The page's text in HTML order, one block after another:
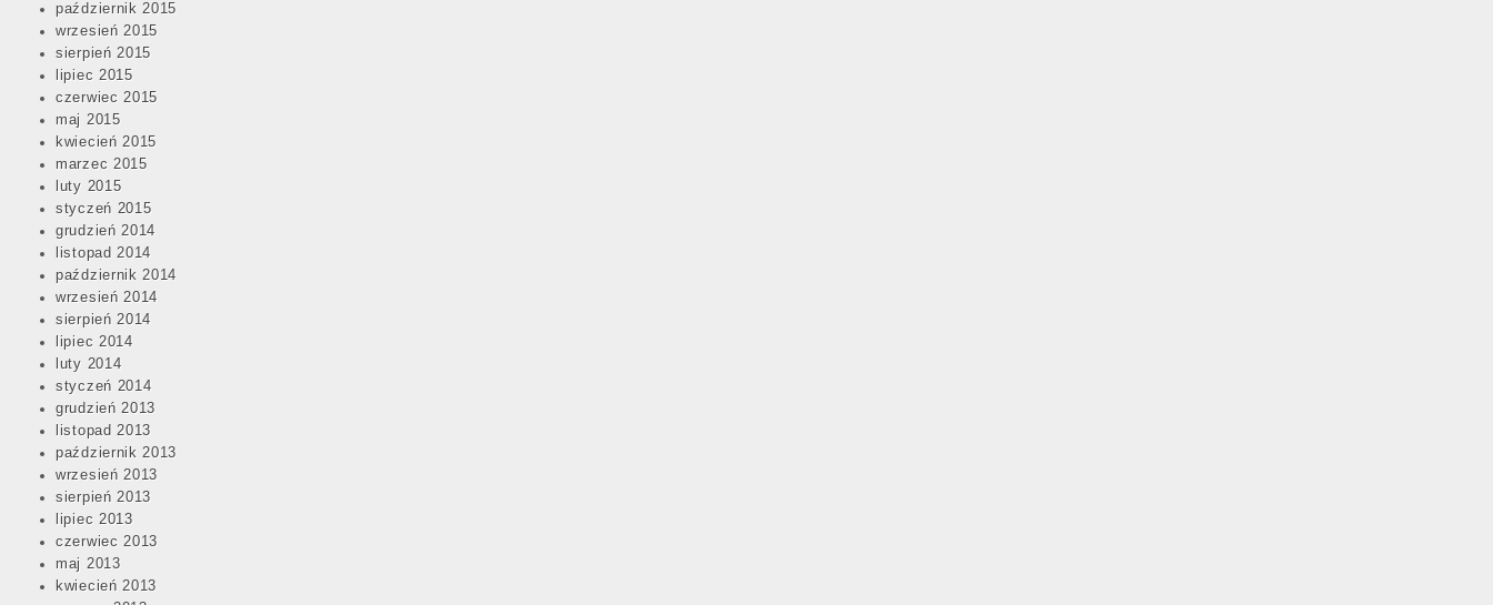
październik 2015
wrzesień 2015
sierpień 2015
lipiec 2015
czerwiec 2015
maj 2015
kwiecień 2015
marzec 2015
luty 2015
styczeń 2015
grudzień 2014
listopad 2014
październik 2014
wrzesień 2014
sierpień 2014
lipiec 2014
luty 2014
styczeń 2014
grudzień 2013
listopad 2013
październik 2013
wrzesień 2013
sierpień 2013
lipiec 2013
czerwiec 2013
maj 2013
kwiecień 2013